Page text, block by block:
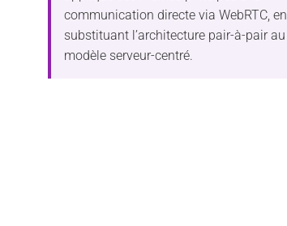
communication directe via WebRTC, en
substituant l’architecture pair-à-pair au
modèle serveur-centré.